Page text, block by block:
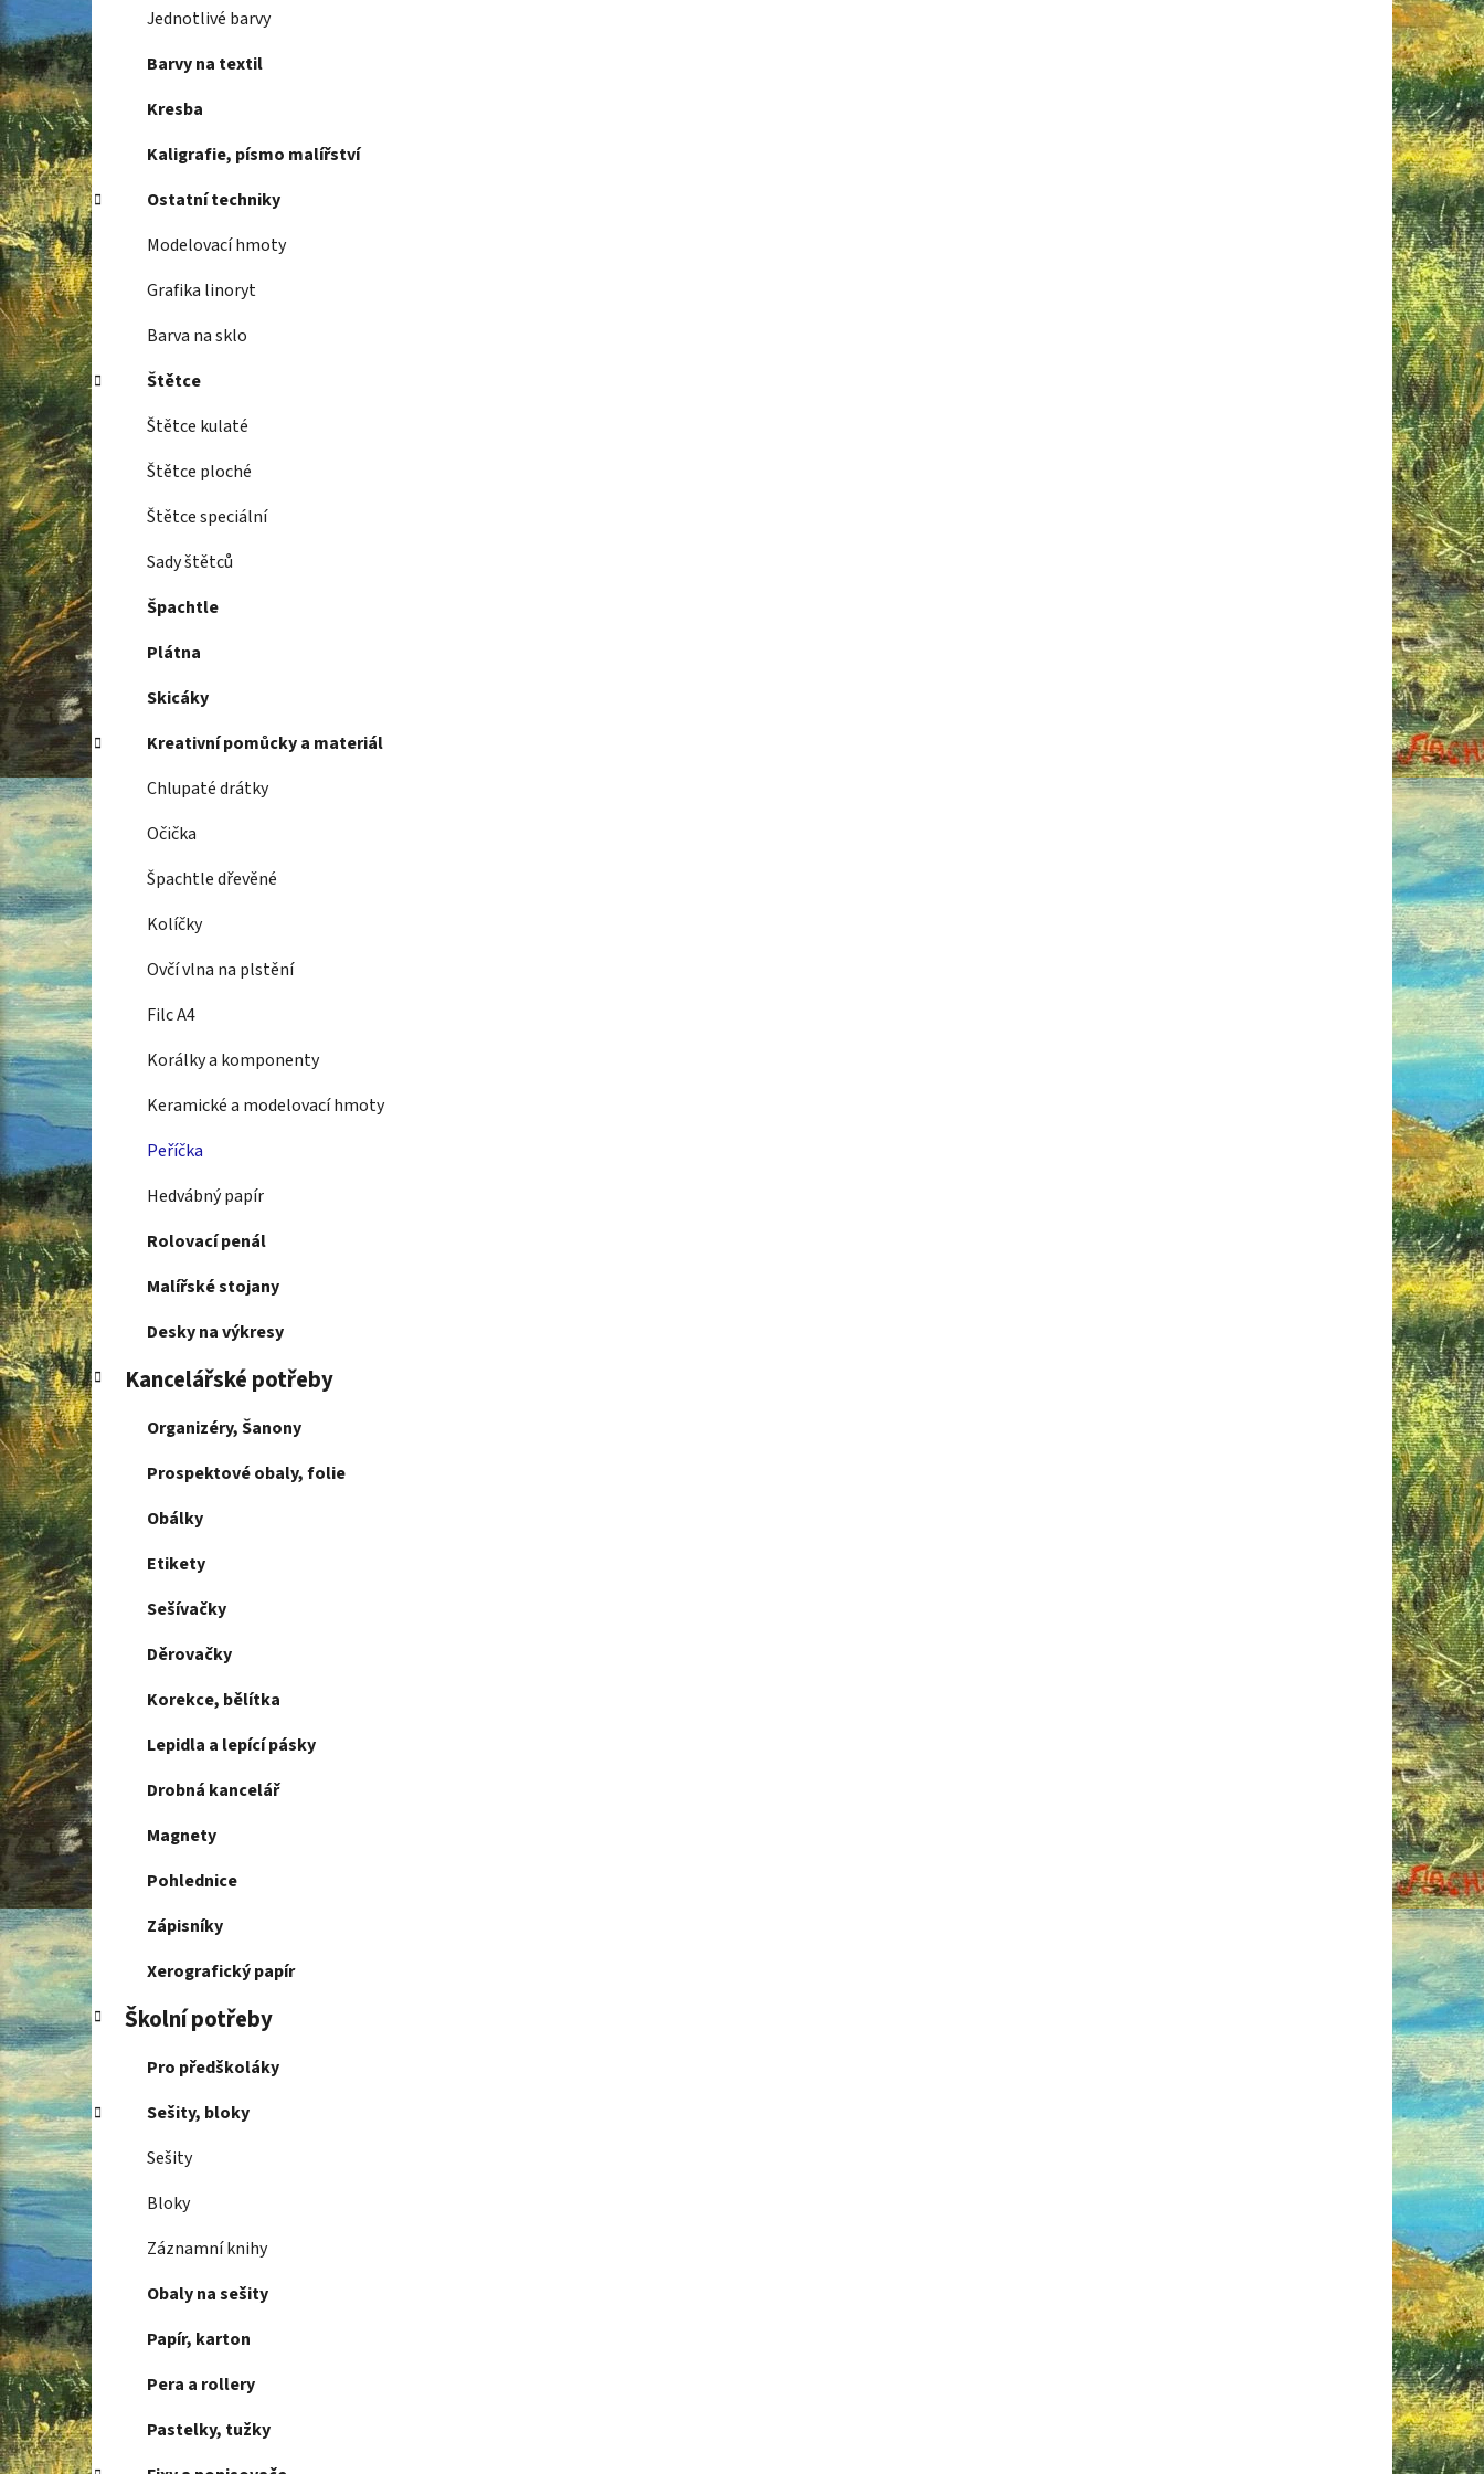
Jednotlivé barvy
Barvy na textil
Kresba
Kaligrafie, písmo malířství
Ostatní techniky
Modelovací hmoty
Grafika linoryt
Barva na sklo
Štětce
Štětce kulaté
Štětce ploché
Štětce speciální
Sady štětců
Špachtle
Plátna
Skicáky
Kreativní pomůcky a materiál
Chlupaté drátky
Očička
Špachtle dřevěné
Kolíčky
Ovčí vlna na plstění
Filc A4
Korálky a komponenty
Keramické a modelovací hmoty
Peříčka
Hedvábný papír
Rolovací penál
Malířské stojany
Desky na výkresy
Kancelářské potřeby
Organizéry, Šanony
Prospektové obaly, folie
Obálky
Etikety
Sešívačky
Děrovačky
Korekce, bělítka
Lepidla a lepící pásky
Drobná kancelář
Magnety
Pohlednice
Zápisníky
Xerografický papír
Školní potřeby
Pro předškoláky
Sešity, bloky
Sešity
Bloky
Záznamní knihy
Obaly na sešity
Papír, karton
Pera a rollery
Pastelky, tužky